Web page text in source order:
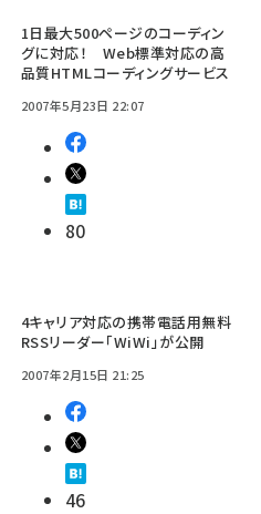
1日最大500ページのコーディン
グに対応！ Web標準対応の高
品質HTMLコーディングサービス
2007年5月23日 22:07
80
4キャリア対応の携帯電話用無料
RSSリーダー「WiWi」が公開
2007年2月15日 21:25
46